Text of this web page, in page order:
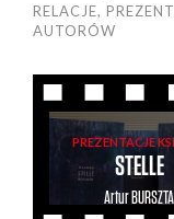
RELACJE,
AUTORÓW
PREZENTACJE
STELLE
Artur BURSZTA